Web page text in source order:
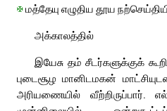
✠மத்தேயு எழுதிய தூய
அக்காலத்தில்
இயேசு தம் சீடர்களுக்குக்
புடைசூழ மானிடமகன்
அரியணையில் வீற்றிருப்பார்.